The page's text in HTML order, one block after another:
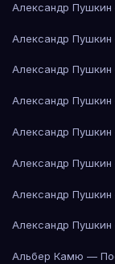
Александр
Александр
Александр
Александр
Александр
Александр
Александр
Александр
Альбер Камю —